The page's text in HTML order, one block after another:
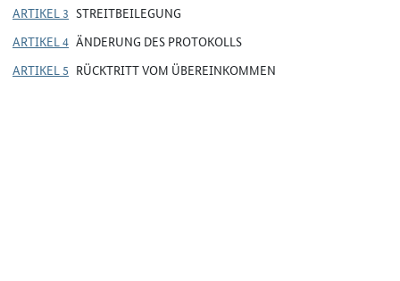
ARTIKEL 3 STREITBEILEGUNG
ARTIKEL 4 ÄNDERUNG DES PROTOKOLLS
ARTIKEL 5 RÜCKTRITT VOM ÜBEREINKOMMEN